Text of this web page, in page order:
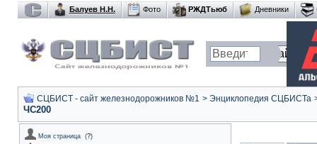
Балуев Н.Н. Фото РЖДТьюб Дневники
СЦБИСТ - сайт железнодорожников №1 > Энциклопедия СЦБИСТа
ЧС200
Моя страница (?)